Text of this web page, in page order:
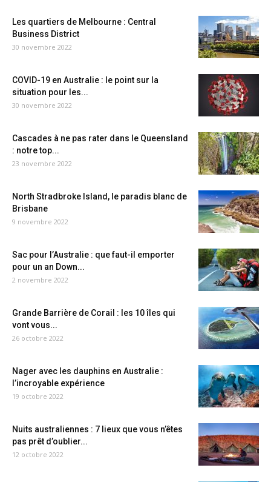
Les quartiers de Melbourne : Central
Business District
30 novembre 2022
COVID-19 en Australie : le point sur la
situation pour les...
30 novembre 2022
Cascades à ne pas rater dans le Queensland
: notre top...
23 novembre 2022
North Stradbroke Island, le paradis blanc de
Brisbane
9 novembre 2022
Sac pour l’Australie : que faut-il emporter
pour un an Down...
2 novembre 2022
Grande Barrière de Corail : les 10 îles qui
vont vous...
26 octobre 2022
Nager avec les dauphins en Australie :
l’incroyable expérience
19 octobre 2022
Nuits australiennes : 7 lieux que vous n’êtes
pas prêt d’oublier...
12 octobre 2022